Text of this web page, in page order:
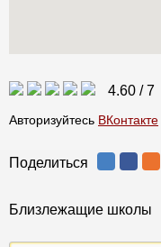
4.60 /7
Авторизуйтесь ВКонтакте
Поделиться
Близлежащие школы